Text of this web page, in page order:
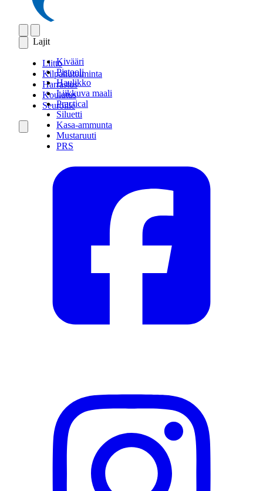
Lajit
Kivääri
Pistooli
Haulikko
Liikkuva maali
Practical
Siluetti
Kasa-ammunta
Mustaruuti
PRS
Liitto
Kilpailutoiminta
Harrastus
Koulutus
Seuroille